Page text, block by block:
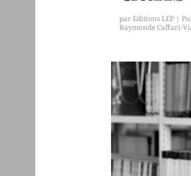
parEditions LEP |
Raymonde Caffari-